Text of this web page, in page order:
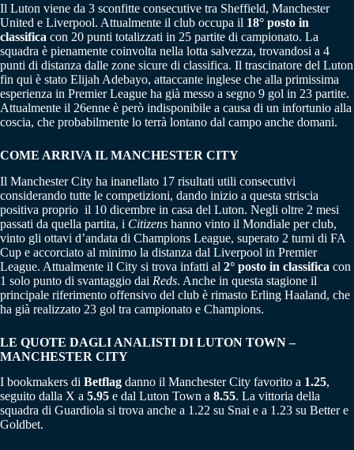
Il Luton viene da 3 sconfitte consecutive tra Sheffield, Manchester
United e Liverpool. Attualmente il club occupa il 18° posto in
classifica con 20 punti totalizzati in 25 partite di campionato. La
squadra è pienamente coinvolta nella lotta salvezza, trovandosi a 4
punti di distanza dalle zone sicure di classifica. Il trascinatore del Luton
fin qui è stato Elijah Adebayo, attaccante inglese che alla primissima
esperienza in Premier League ha già messo a segno 9 gol in 23 partite.
Attualmente il 26enne è però indisponibile a causa di un infortunio alla
coscia, che probabilmente lo terrà lontano dal campo anche domani.
COME ARRIVA IL MANCHESTER CITY
Il Manchester City ha inanellato 17 risultati utili consecutivi
considerando tutte le competizioni, dando inizio a questa striscia
positiva proprio il 10 dicembre in casa del Luton. Negli oltre 2 mesi
passati da quella partita, i Citizens hanno vinto il Mondiale per club,
vinto gli ottavi d’andata di Champions League, superato 2 turni di FA
Cup e accorciato al minimo la distanza dal Liverpool in Premier
League. Attualmente il City si trova infatti al 2° posto in classifica con
1 solo punto di svantaggio dai Reds. Anche in questa stagione il
principale riferimento offensivo del club è rimasto Erling Haaland, che
ha già realizzato 23 gol tra campionato e Champions.
LE QUOTE DAGLI ANALISTI DI LUTON TOWN –
MANCHESTER CITY
I bookmakers di Betflag danno il Manchester City favorito a 1.25,
seguito dalla X a 5.95 e dal Luton Town a 8.55. La vittoria della
squadra di Guardiola si trova anche a 1.22 su Snai e a 1.23 su Better e
Goldbet.